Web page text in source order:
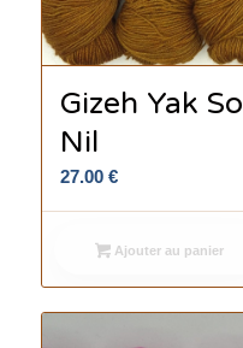
Gizeh Yak
Nil
27.00 €
Ajouter au panier